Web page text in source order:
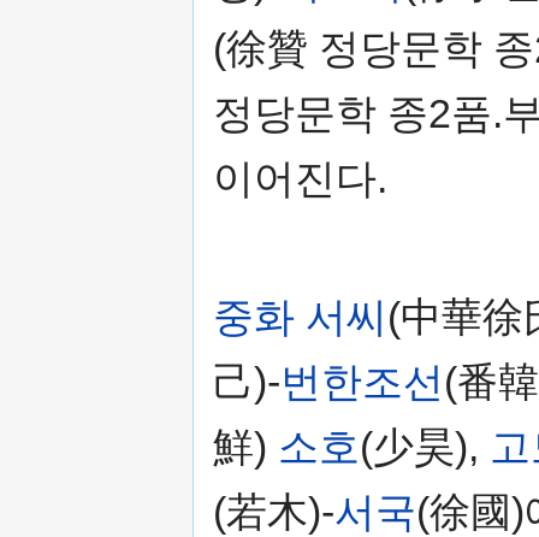
(徐贊 정당문학
정당문학 종2품.
이어진다.
중화 서씨 (中華
己)-번한조선(番
鮮) 소호(少昊),
(若木)-서국(徐國